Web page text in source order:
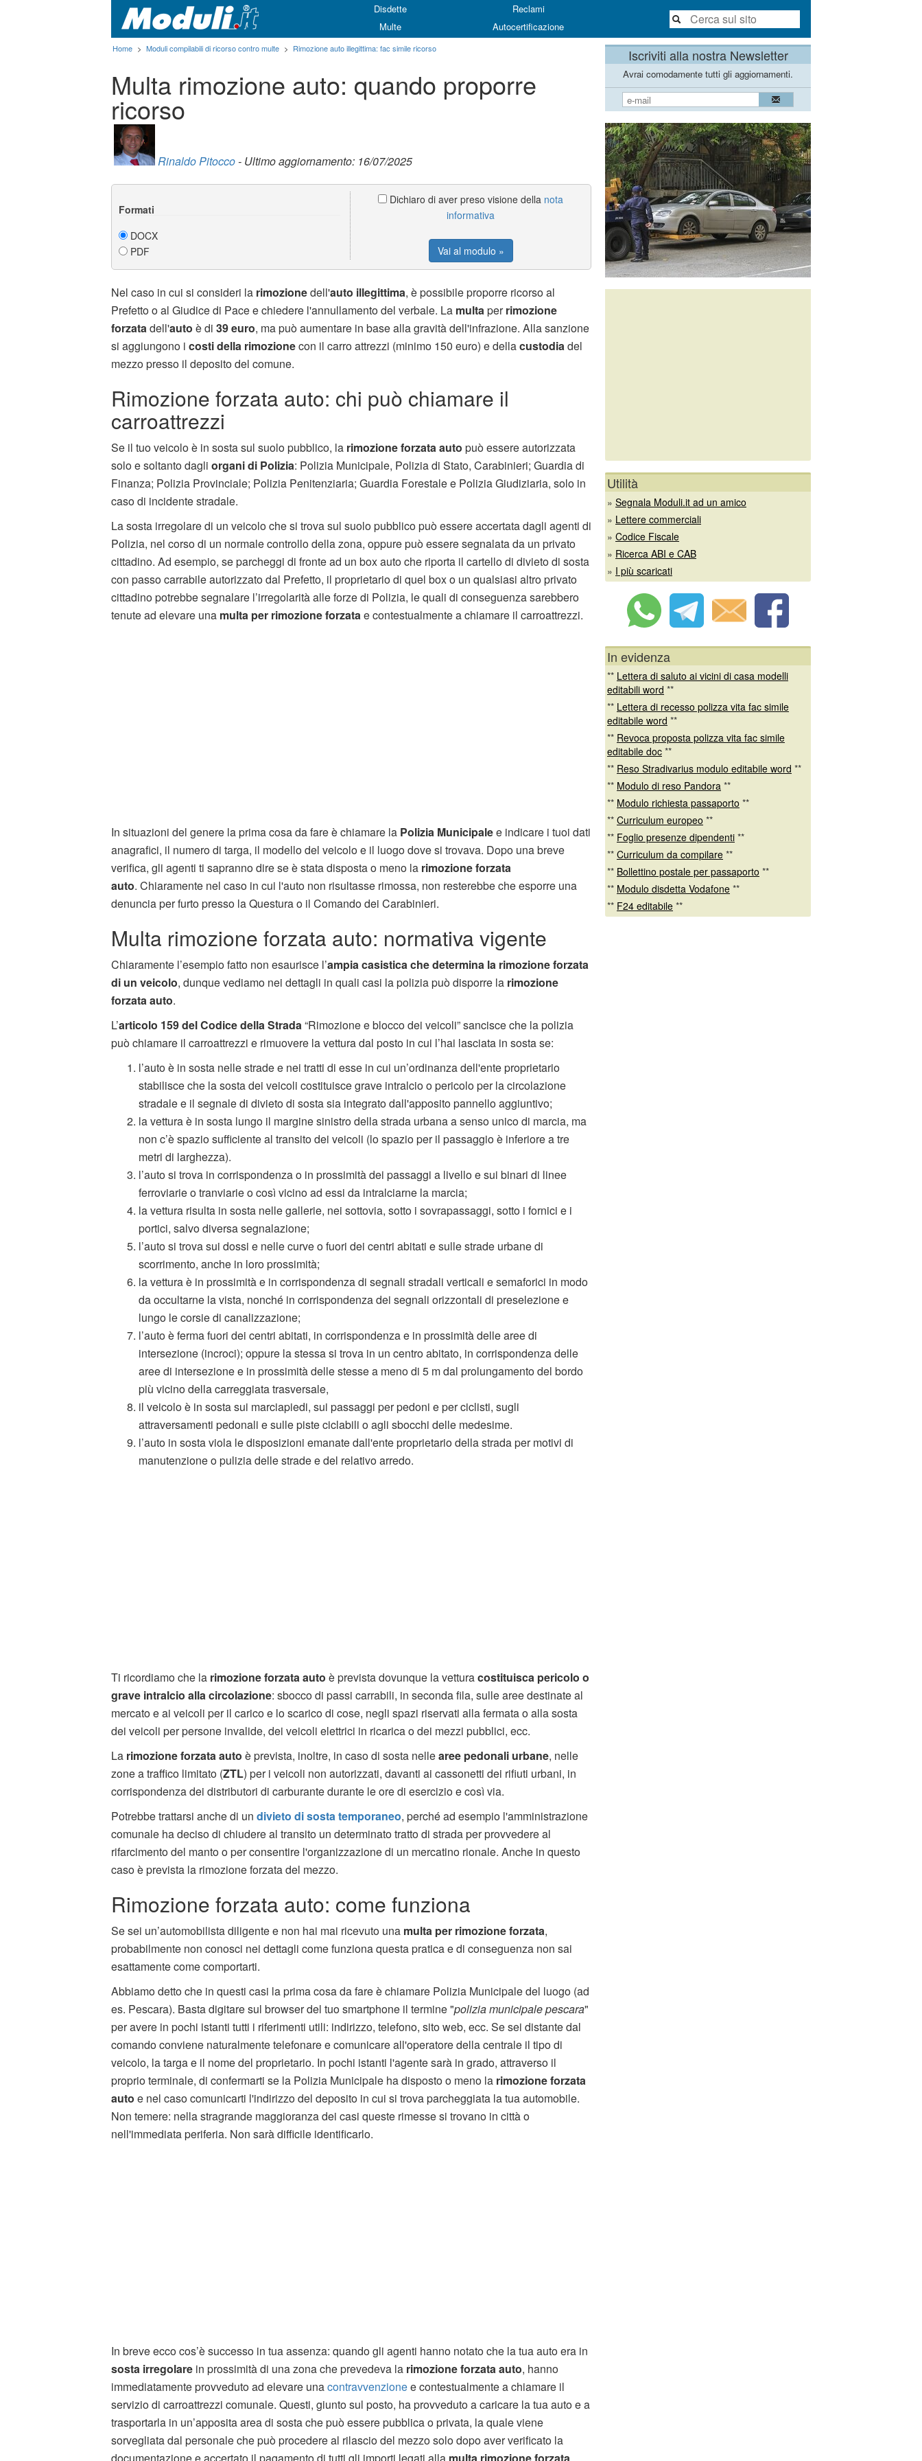
Disdette
Reclami
Multe
Autocertificazione
Home > Moduli compilabili di ricorso contro multe > Rimozione auto illegittima: fac simile ricorso
Multa rimozione auto: quando proporre
ricorso
Rinaldo Pitocco- Ultimo aggiornamento: 16/07/2025
Formati
DOCX
PDF
Dichiaro di aver preso visione della nota
informativa
Vai al modulo »
Nel caso in cui si consideri la rimozionedell'auto illegittima, è possibile proporre ricorso al
Prefetto o al Giudice di Pace e chiedere l'annullamento del verbale. La multa perrimozione
forzata dell'auto è di 39 euro, ma può aumentare in base alla gravità dell'infrazione. Alla sanzione
si aggiungono i costi della rimozionecon il carro attrezzi (minimo 150 euro) e dellacustodia del
mezzo presso il deposito del comune.
Rimozione forzata auto: chi può chiamare il
carroattrezzi
Se il tuo veicolo è in sosta sul suolo pubblico, la rimozione forzata auto può essere autorizzata
solo e soltanto dagli organi di Polizia: Polizia Municipale, Polizia di Stato, Carabinieri; Guardia di
Finanza; Polizia Provinciale; Polizia Penitenziaria; Guardia Forestale e Polizia Giudiziaria, solo in
caso di incidente stradale.
La sosta irregolare di un veicolo che si trova sul suolo pubblico può essere accertata dagli agenti di
Polizia, nel corso di un normale controllo della zona, oppure può essere segnalata da un privato
cittadino. Ad esempio, se parcheggi di fronte ad un box auto che riporta il cartello di divieto di sosta
con passo carrabile autorizzato dal Prefetto, il proprietario di quel box o un qualsiasi altro privato
cittadino potrebbe segnalare l’irregolarità alle forze di Polizia, le quali di conseguenza sarebbero
tenute ad elevare una multa per rimozione forzata e contestualmente a chiamare il carroattrezzi.
In situazioni del genere la prima cosa da fare è chiamare la Polizia Municipalee indicare i tuoi dati
anagrafici, il numero di targa, il modello del veicolo e il luogo dove si trovava. Dopo una breve
verifica, gli agenti ti sapranno dire se è stata disposta o meno la rimozione forzata
auto. Chiaramente nel caso in cui l'auto non risultasse rimossa, non resterebbe che esporre una
denuncia per furto presso la Questura o il Comando dei Carabinieri.
Multa rimozione forzata auto: normativa vigente
Chiaramente l’esempio fatto non esaurisce l’ampia casistica che determina la rimozione forzata
di un veicolo, dunque vediamo nei dettagli in quali casi la polizia può disporre la rimozione
forzata auto.
L’articolo 159 del Codice della Strada “Rimozione e blocco dei veicoli” sancisce che la polizia
può chiamare il carroattrezzi e rimuovere la vettura dal posto in cui l’hai lasciata in sosta se:
l’auto è in sosta nelle strade e nei tratti di esse in cui un’ordinanza dell'ente proprietario
stabilisce che la sosta dei veicoli costituisce grave intralcio o pericolo per la circolazione
stradale e il segnale di divieto di sosta sia integrato dall'apposito pannello aggiuntivo;
la vettura è in sosta lungo il margine sinistro della strada urbana a senso unico di marcia, ma
non c’è spazio sufficiente al transito dei veicoli (lo spazio per il passaggio è inferiore a tre
metri di larghezza).
l’auto si trova in corrispondenza o in prossimità dei passaggi a livello e sui binari di linee
ferroviarie o tranviarie o così vicino ad essi da intralciarne la marcia;
la vettura risulta in sosta nelle gallerie, nei sottovia, sotto i sovrapassaggi, sotto i fornici e i
portici, salvo diversa segnalazione;
l’auto si trova sui dossi e nelle curve o fuori dei centri abitati e sulle strade urbane di
scorrimento, anche in loro prossimità;
la vettura è in prossimità e in corrispondenza di segnali stradali verticali e semaforici in modo
da occultarne la vista, nonché in corrispondenza dei segnali orizzontali di preselezione e
lungo le corsie di canalizzazione;
l’auto è ferma fuori dei centri abitati, in corrispondenza e in prossimità delle aree di
intersezione (incroci); oppure la stessa si trova in un centro abitato, in corrispondenza delle
aree di intersezione e in prossimità delle stesse a meno di 5 m dal prolungamento del bordo
più vicino della carreggiata trasversale,
il veicolo è in sosta sui marciapiedi, sui passaggi per pedoni e per ciclisti, sugli
attraversamenti pedonali e sulle piste ciclabili o agli sbocchi delle medesime.
l’auto in sosta viola le disposizioni emanate dall'ente proprietario della strada per motivi di
manutenzione o pulizia delle strade e del relativo arredo.
Ti ricordiamo che la rimozione forzata auto è prevista dovunque la vetturacostituisca pericolo o
grave intralcio alla circolazione: sbocco di passi carrabili, in seconda fila, sulle aree destinate al
mercato e ai veicoli per il carico e lo scarico di cose, negli spazi riservati alla fermata o alla sosta
dei veicoli per persone invalide, dei veicoli elettrici in ricarica o dei mezzi pubblici, ecc.
La rimozione forzata auto è prevista, inoltre, in caso di sosta nellearee pedonali urbane, nelle
zone a traffico limitato (ZTL) per i veicoli non autorizzati, davanti ai cassonetti dei rifiuti urbani, in
corrispondenza dei distributori di carburante durante le ore di esercizio e così via.
Potrebbe trattarsi anche di un divieto di sosta temporaneo, perché ad esempio l'amministrazione
comunale ha deciso di chiudere al transito un determinato tratto di strada per provvedere al
rifarcimento del manto o per consentire l'organizzazione di un mercatino rionale. Anche in questo
caso è prevista la rimozione forzata del mezzo.
Rimozione forzata auto: come funziona
Se sei un’automobilista diligente e non hai mai ricevuto una multa per rimozione forzata,
probabilmente non conosci nei dettagli come funziona questa pratica e di conseguenza non sai
esattamente come comportarti.
Abbiamo detto che in questi casi la prima cosa da fare è chiamare Polizia Municipale del luogo (ad
es. Pescara). Basta digitare sul browser del tuo smartphone il termine "polizia municipale pescara"
per avere in pochi istanti tutti i riferimenti utili: indirizzo, telefono, sito web, ecc. Se sei distante dal
comando conviene naturalmente telefonare e comunicare all'operatore della centrale il tipo di
veicolo, la targa e il nome del proprietario. In pochi istanti l'agente sarà in grado, attraverso il
proprio terminale, di confermarti se la Polizia Municipale ha disposto o meno la rimozione forzata
auto e nel caso comunicarti l'indirizzo del deposito in cui si trova parcheggiata la tua automobile.
Non temere: nella stragrande maggioranza dei casi queste rimesse si trovano in città o
nell'immediata periferia. Non sarà difficile identificarlo.
In breve ecco cos’è successo in tua assenza: quando gli agenti hanno notato che la tua auto era in
sosta irregolare in prossimità di una zona che prevedeva la rimozione forzata auto, hanno
immediatamente provveduto ad elevare unacontravvenzionee contestualmente a chiamare il
servizio di carroattrezzi comunale. Questi, giunto sul posto, ha provveduto a caricare la tua auto e a
trasportarla in un’apposita area di sosta che può essere pubblica o privata, la quale viene
sorvegliata dal personale che può procedere al rilascio del mezzo solo dopo aver verificato la
documentazione e accertato il pagamento di tutti gli importi legati alla multa rimozione forzata
Iscriviti alla nostra Newsletter
Avrai comodamente tutti gli aggiornamenti.
Utilità
» Segnala Moduli.it ad un amico
» Lettere commerciali
» Codice Fiscale
» Ricerca ABI e CAB
» I più scaricati
In evidenza
** Lettera di saluto ai vicini di casa modelli
editabili word **
** Lettera di recesso polizza vita fac simile
editabile word **
** Revoca proposta polizza vita fac simile
editabile doc **
** Reso Stradivarius modulo editabile word **
** Modulo di reso Pandora **
** Modulo richiesta passaporto **
** Curriculum europeo **
** Foglio presenze dipendenti **
** Curriculum da compilare **
** Bollettino postale per passaporto **
** Modulo disdetta Vodafone **
** F24 editabile **